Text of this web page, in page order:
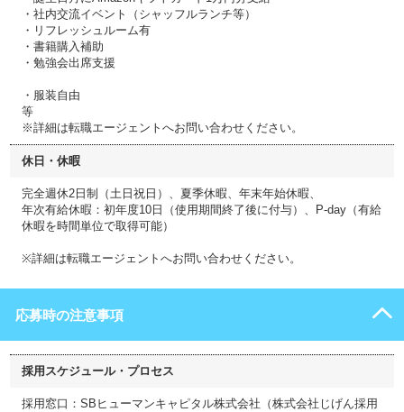
・社内交流イベント（シャッフルランチ等）
・リフレッシュルーム有
・書籍購入補助
・勉強会出席支援
・服装自由
等
※詳細は転職エージェントへお問い合わせください。
休日・休暇
完全週休2日制（土日祝日）、夏季休暇、年末年始休暇、
年次有給休暇：初年度10日（使用期間終了後に付与）、P-day（有給
休暇を時間単位で取得可能）
※詳細は転職エージェントへお問い合わせください。
応募時の注意事項
採用スケジュール・プロセス
採用窓口：SBヒューマンキャピタル株式会社（株式会社じげん採用